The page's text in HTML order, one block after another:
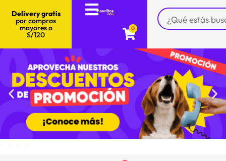
Delivery gratis
por compras
mayores a
S/120
0